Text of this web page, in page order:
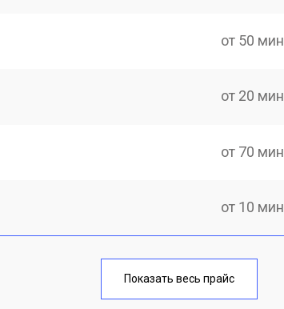
от 50 мин
от 20 мин
от 70 мин
от 10 мин
от 40 мин
Показать весь прайс